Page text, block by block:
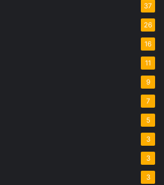
37
26
16
11
9
7
5
3
3
3